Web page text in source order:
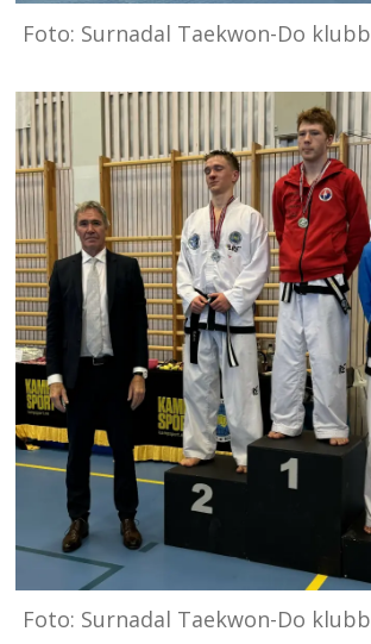
Foto: Surnadal Taekwon-Do klubb
Foto: Surnadal Taekwon-Do klubb